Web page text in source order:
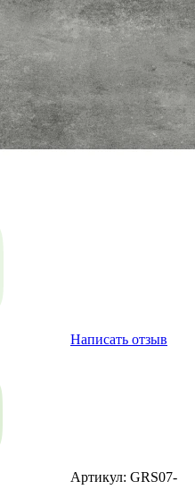
Написать отзыв
Артикул: GRS07-